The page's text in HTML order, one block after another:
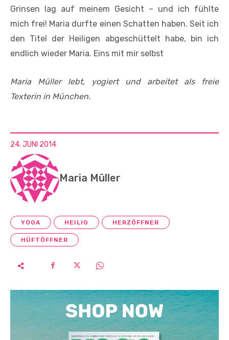
Grinsen lag auf meinem Gesicht – und ich fühlte
mich frei! Maria durfte einen Schatten haben. Seit ich
den Titel der Heiligen abgeschüttelt habe, bin ich
endlich wieder Maria. Eins mit mir selbst
Maria Müller lebt, yogiert und arbeitet als freie
Texterin in München.
24. JUNI 2014
Maria Müller
YOGA HEILIG HERZÖFFNER
HÜFTÖFFNER